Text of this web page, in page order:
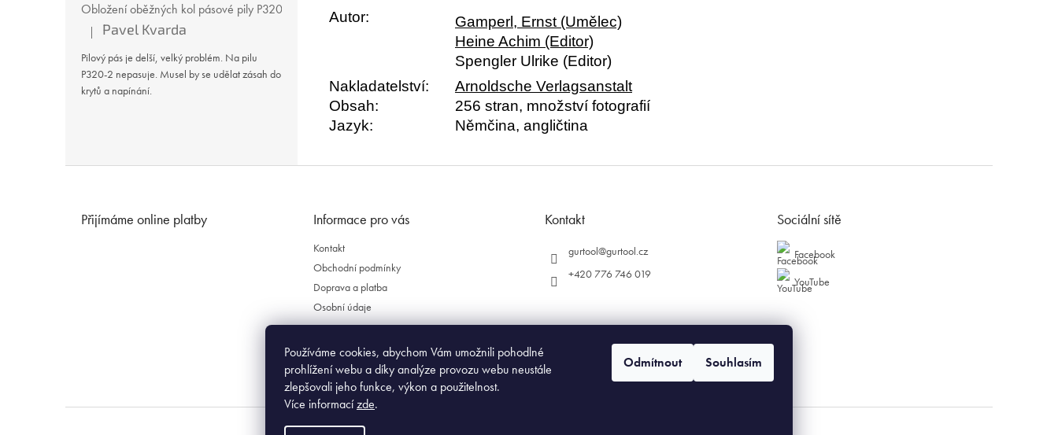
Používáme cookies, abychom Vám umožnili pohodlné
prohlížení webu a díky analýze provozu webu neustále
zlepšovali jeho funkce, výkon a použitelnost.
Více informacízde.
Odmítnout Souhlasím
Obložení oběžných kol pásové pily P320
Hodnocení produktu je 1 z 5 hvězdiček.
| Pavel Kvarda
Pilový pás je delší, velký problém. Na pilu
P320-2 nepasuje. Musel by se udělat zásah do
krytů a napínání.
Autor:
Gamperl, Ernst (Umělec)
Heine Achim (Editor)
Spengler Ulrike (Editor)
Nakladatelství:
Arnoldsche Verlagsanstalt
Obsah:
256 stran, množství fotografií
Jazyk:
Němčina, angličtina
Přijímáme online platby Informace pro vás
Kontakt
Obchodní podmínky
Doprava a platba
Osobní údaje
Kontakt
gurtool@gurtool.cz
+420 776 746 019
Sociální sítě
Facebook
YouTube